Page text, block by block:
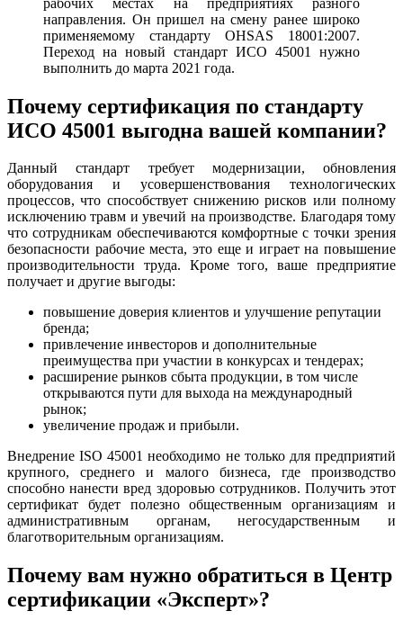
направления. Он пришел на смену ранее широко
применяемому стандарту OHSAS 18001:2007.
Переход на новый стандарт ИСО 45001 нужно
выполнить до марта 2021 года.
Почему сертификация по стандарту
ИСО 45001 выгодна вашей компании?
Данный стандарт требует модернизации, обновления
оборудования и усовершенствования технологических
процессов, что способствует снижению рисков или полному
исключению травм и увечий на производстве. Благодаря тому
что сотрудникам обеспечиваются комфортные с точки зрения
безопасности рабочие места, это еще и играет на повышение
производительности труда. Кроме того, ваше предприятие
получает и другие выгоды:
повышение доверия клиентов и улучшение репутации
бренда;
привлечение инвесторов и дополнительные
преимущества при участии в конкурсах и тендерах;
расширение рынков сбыта продукции, в том числе
открываются пути для выхода на международный
рынок;
увеличение продаж и прибыли.
Внедрение ISO 45001 необходимо не только для предприятий
крупного, среднего и малого бизнеса, где производство
способно нанести вред здоровью сотрудников. Получить этот
сертификат будет полезно общественным организациям и
административным органам, негосударственным и
благотворительным организациям.
Почему вам нужно обратиться в Центр
сертификации «Эксперт»?